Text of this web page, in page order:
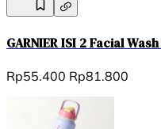
GARNIER ISI 2 Facial
Rp55.400 Rp81.800